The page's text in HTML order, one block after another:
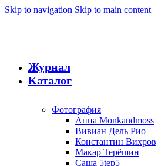
Skip to navigation Skip to main content
Журнал
Каталог
Фотография
Анна Monkandmoss
Вивиан Дель Рио
Константин Вихров
Макар Терёшин
Саша 5tep5